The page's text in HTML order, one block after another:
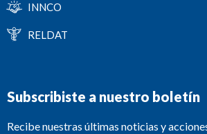
INNCO
RELDAT
Subscribiste a nuestro boletín
Recibe nuestras últimas noticias y